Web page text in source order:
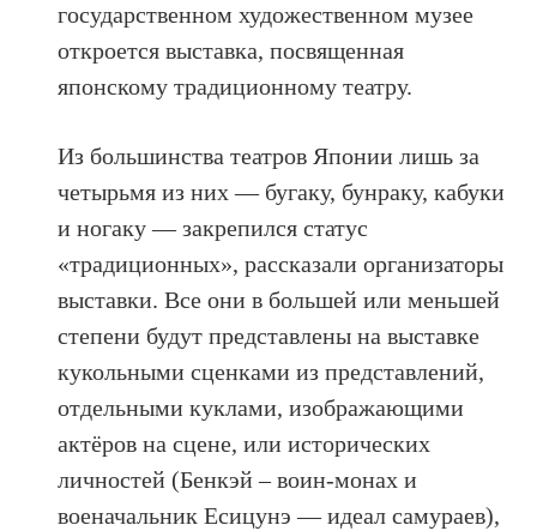
государственном художественном музее
откроется выставка, посвященная
японскому традиционному театру.
Из большинства театров Японии лишь за
четырьмя из них — бугаку, бунраку, кабуки
и ногаку — закрепился статус
«традиционных», рассказали организаторы
выставки. Все они в большей или меньшей
степени будут представлены на выставке
кукольными сценками из представлений,
отдельными куклами, изображающими
актёров на сцене, или исторических
личностей (Бенкэй – воин-монах и
военачальник Есицунэ — идеал самураев),